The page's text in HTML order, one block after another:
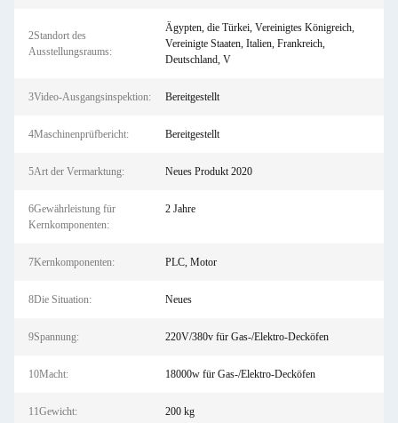
2Standort des
Ausstellungsraums:
Ägypten, die Türkei, Vereinigtes Königreich,
Vereinigte Staaten, Italien, Frankreich,
Deutschland, V
3Video-Ausgangsinspektion: Bereitgestellt
4Maschinenprüfbericht: Bereitgestellt
5Art der Vermarktung: Neues Produkt 2020
6Gewährleistung für
Kernkomponenten:
2 Jahre
7Kernkomponenten: PLC, Motor
8Die Situation: Neues
9Spannung: 220V/380v für Gas-/Elektro-Decköfen
10Macht: 18000w für Gas-/Elektro-Decköfen
11Gewicht: 200 kg